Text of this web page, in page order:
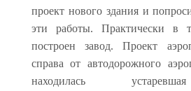
проект нового здания и
эти работы. Практически
построен завод. Проект
справа от автодорожного
находилась